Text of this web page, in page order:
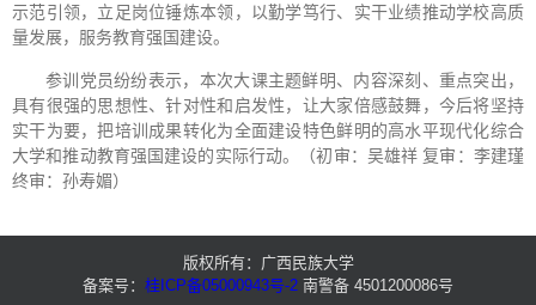
示范引领，立足岗位锤炼本领，以勤学笃行、实干业绩推动学校高质
量发展，服务教育强国建设。
参训党员纷纷表示，本次大课主题鲜明、内容深刻、重点突出，
具有很强的思想性、针对性和启发性，让大家倍感鼓舞，今后将坚持
实干为要，把培训成果转化为全面建设特色鲜明的高水平现代化综合
大学和推动教育强国建设的实际行动。（初审：吴雄祥 复审：李建瑾
终审：孙寿媚）
版权所有：广西民族大学
备案号： 桂ICP备05000943号-2 南警备 4501200086号